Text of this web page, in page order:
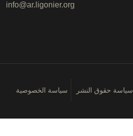
info@ar.ligonier.org
سياسة حقوق النشر سياسة الخصوصية